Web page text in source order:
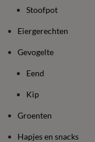
Stoofpot
Eiergerechten
Gevogelte
Eend
Kip
Groenten
Hapjes en snacks